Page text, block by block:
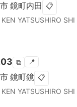
鏡町内田 📋
YATSUSHIRO SHI
⧉ 📍
鏡町鏡 📋
YATSUSHIRO SHI